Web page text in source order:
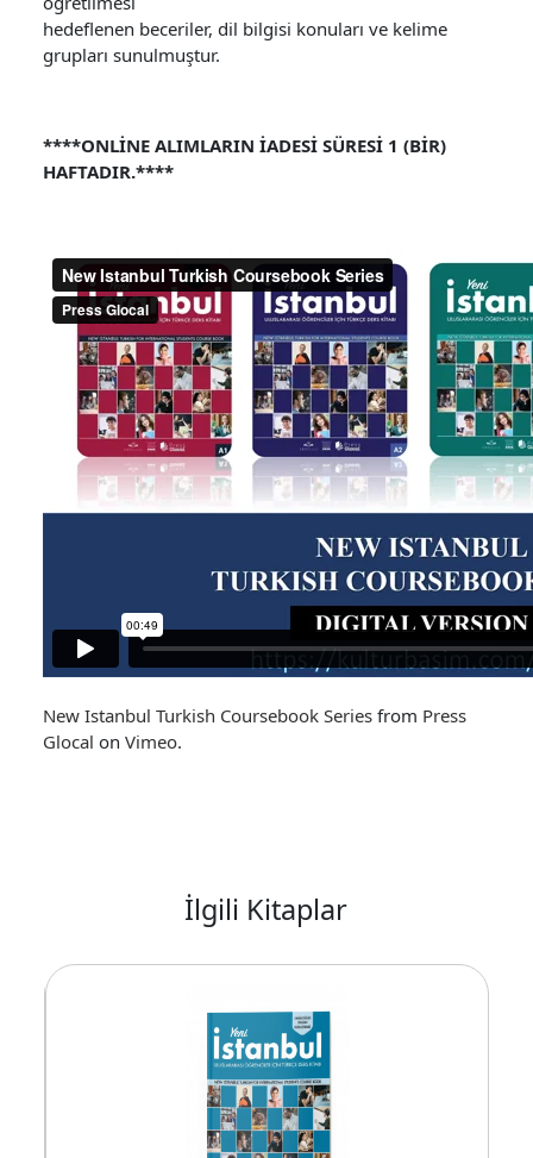
hedeflenen beceriler, dil bilgisi konuları ve kelime
grupları sunulmuştur.
****ONLİNE ALIMLARIN İADESİ SÜRESİ 1 (BİR)
HAFTADIR.****
New Istanbul Turkish Coursebook Series from Press
Glocal on Vimeo.
İlgili Kitaplar